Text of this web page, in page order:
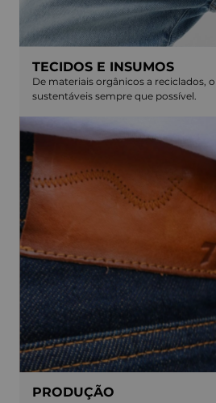
TECIDOS E INSUMOS
De materiais orgânicos a reciclados,
sustentáveis sempre que possível.
PRODUÇÃO